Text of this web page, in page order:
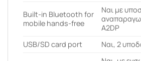
Built-in Bluetooth for
mobile hands-free
Ναι με
A2DP
USB/SD card port
Ναι, 2